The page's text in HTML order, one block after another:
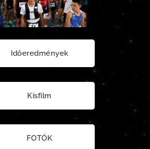
Időeredmények
Kisfilm
FOTÓK